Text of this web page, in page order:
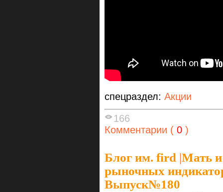
спецраздел: Акции
166
Комментарии ( 0 )
Блог им. fird |Мать и
рыночных
Выпуск№180